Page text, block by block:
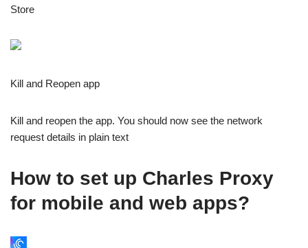
Store
Kill and Reopen app
Kill and reopen the app. You should now see the network
request details in plain text
How to set up Charles Proxy
for mobile and web apps?